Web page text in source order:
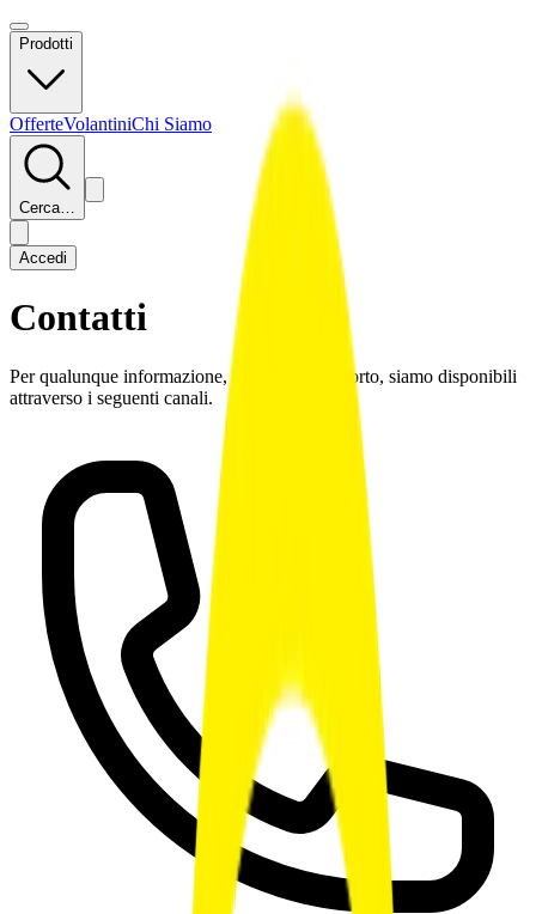
Prodotti
OfferteVolantiniChi Siamo
Cerca…
Accedi
Contatti
Per qualunque informazione, richiesta o supporto, siamo disponibili
attraverso i seguenti canali.